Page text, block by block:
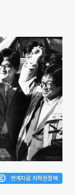
연계자료 저작권정책